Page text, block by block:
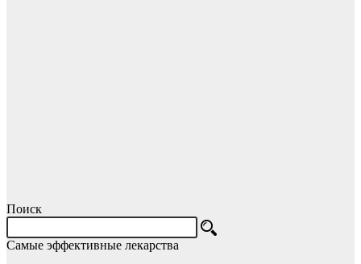
Поиск
Самые эффективные лекарства